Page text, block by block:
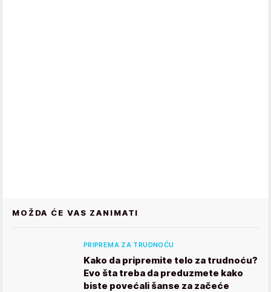
MOŽDA ĆE VAS ZANIMATI
PRIPREMA ZA TRUDNOĆU
Kako da pripremite telo za trudnoću?
Evo šta treba da preduzmete kako
biste povećali šanse za začeće